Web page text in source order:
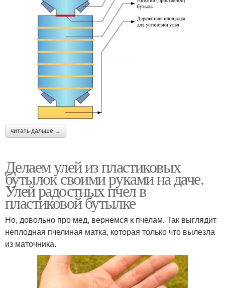
читать дальше →
Делаем улей из пластиковых
бутылок своими руками на даче.
Улей радостных пчел в
пластиковой бутылке
Но, довольно про мед, вернемся к пчелам. Так выглядит
неплодная пчелиная матка, которая только что вылезла
из маточника.